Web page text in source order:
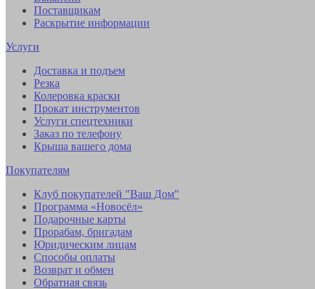
Поставщикам
Раскрытие информации
Услуги
Доставка и подъем
Резка
Колеровка краски
Прокат инструментов
Услуги спецтехники
Заказ по телефону
Крыша вашего дома
Покупателям
Клуб покупателей "Ваш Дом"
Программа «Новосёл»
Подарочные карты
Прорабам, бригадам
Юридическим лицам
Способы оплаты
Возврат и обмен
Обратная связь